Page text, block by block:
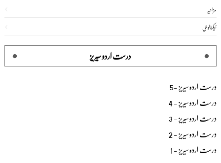
مزاحیہ
ٹیکنالوجی
درست اردو سیریز
درست اردو سیریز -5
درست اردو سیریز - 4
درست اردو سیریز - 3
درست اردو سیریز - 2
درست اردو سیریز - 1